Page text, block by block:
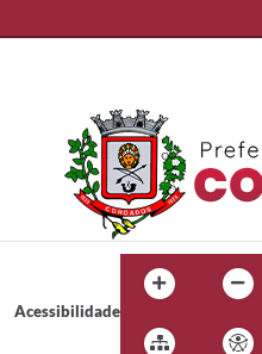
Acessibilidade